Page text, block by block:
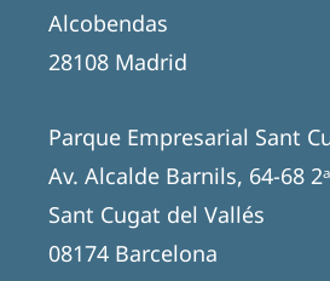
Alcobendas
28108 Madrid
Parque Empresarial Sant
Av. Alcalde Barnils, 64-68
Sant Cugat del Vallés
08174 Barcelona